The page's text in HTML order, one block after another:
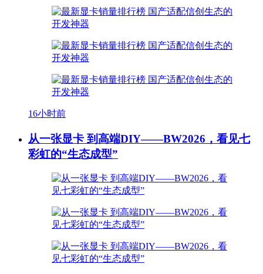
16小时前
从一张显卡 到高端DIY——BW2026，看见七
彩虹的“生态成型”